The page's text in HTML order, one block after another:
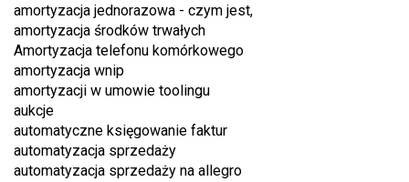
amortyzacja jednorazowa - czym jest,
amortyzacja środków trwałych
Amortyzacja telefonu komórkowego
amortyzacja wnip
amortyzacji w umowie toolingu
aukcje
automatyczne księgowanie faktur
automatyzacja sprzedaży
automatyzacja sprzedaży na allegro